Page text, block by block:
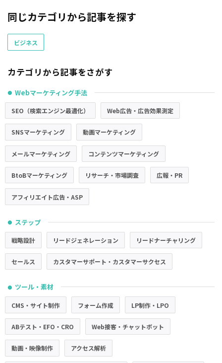
同じカテゴリから記事を探す
ビジネス
カテゴリから記事をさがす
● Webマーケティング手法
SEO（検索エンジン最適化） Web広告・広告効果測定
SNSマーケティング 動画マーケティング
メールマーケティング コンテンツマーケティング
BtoBマーケティング リサーチ・市場調査 広報・PR
アフィリエイト広告・ASP
● ステップ
戦略設計 リードジェネレーション リードナーチャリング
セールス カスタマーサポート・カスタマーサクセス
● ツール・素材
CMS・サイト制作 フォーム作成 LP制作・LPO
ABテスト・EFO・CRO Web接客・チャットボット
動画・映像制作 アクセス解析